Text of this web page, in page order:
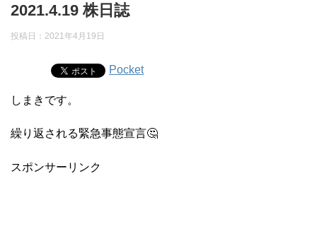
2021.4.19 株日誌
投稿日： 2021年4月19日
Pocket
しまきです。
繰り返される緊急事態宣言🤔
スポンサーリンク